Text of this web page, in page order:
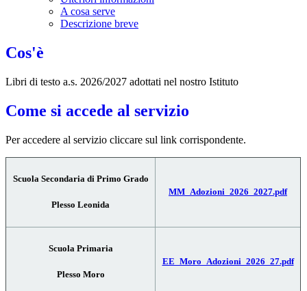
A cosa serve
Descrizione breve
Cos'è
Libri di testo a.s. 2026/2027 adottati nel nostro Istituto
Come si accede al servizio
Per accedere al servizio cliccare sul link corrispondente.
Scuola Secondaria di Primo Grado
Plesso Leonida
MM_Adozioni_2026_2027.pdf
Scuola Primaria
Plesso Moro
EE_Moro_Adozioni_2026_27.pdf